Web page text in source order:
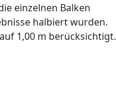
einzelnen Balken
halbiert wurden.
1,00 m berücksichtigt.